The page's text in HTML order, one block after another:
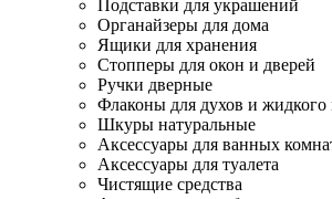
Подставки для украшений
Органайзеры для дома
Ящики для хранения
Стопперы для окон и дверей
Ручки дверные
Флаконы для духов и жидкого
Шкуры натуральные
Аксессуары для ванных
Аксессуары для туалета
Чистящие средства